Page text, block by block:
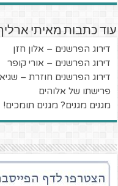
עוד כתבות מאיתי
דירוג הפרשנים – אלון חזן
דירוג הפרשנים – אורי קופר
דירוג הפרשנים חוזרת – שגיא
פרישתו של אלוהים
מגנים מגנים? מגנים תומכים!